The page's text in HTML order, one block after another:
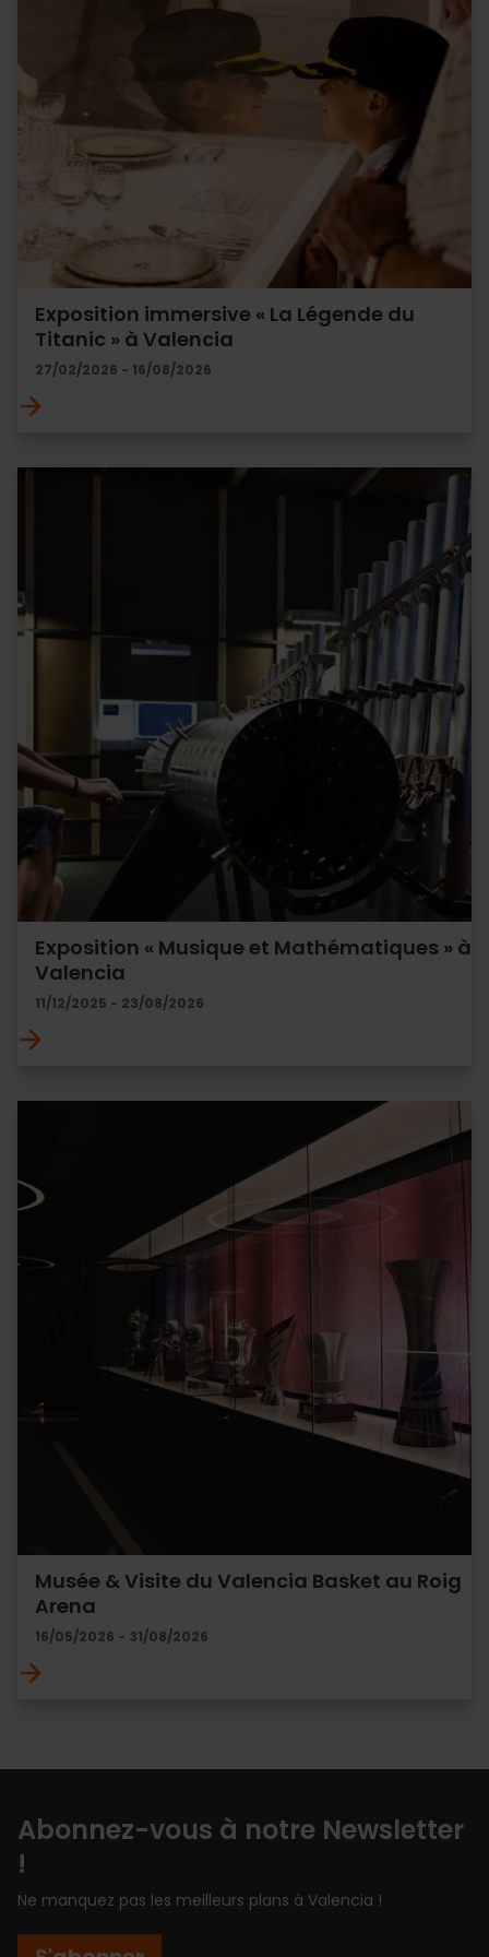
Exposition immersive « La Légende du
Titanic » à Valencia
27/02/2026 - 16/08/2026
Exposition « Musique et Mathématiques » à
Valencia
11/12/2025 - 23/08/2026
Musée & Visite du Valencia Basket au Roig
Arena
16/05/2026 - 31/08/2026
Abonnez-vous à notre Newsletter
!
Ne manquez pas les meilleurs plans à Valencia !